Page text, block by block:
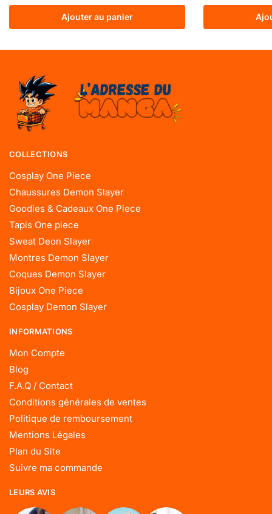
Ajouter au panier
COLLECTIONS
Cosplay One Piece
Chaussures Demon Slayer
Goodies & Cadeaux One Piece
Tapis One piece
Sweat Deon Slayer
Montres Demon Slayer
Coques Demon Slayer
Bijoux One Piece
Cosplay Demon Slayer
INFORMATIONS
Mon Compte
Blog
F.A.Q / Contact
Conditions générales de ventes
Politique de remboursement
Mentions Légales
Plan du Site
Suivre ma commande
LEURS AVIS